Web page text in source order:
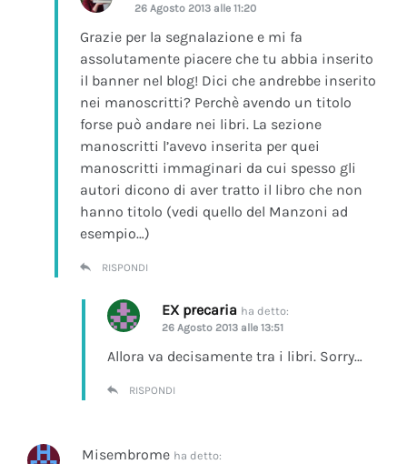
26 Agosto 2013 alle 11:20
Grazie per la segnalazione e mi fa
assolutamente piacere che tu abbia inserito
il banner nel blog! Dici che andrebbe inserito
nei manoscritti? Perchè avendo un titolo
forse può andare nei libri. La sezione
manoscritti l’avevo inserita per quei
manoscritti immaginari da cui spesso gli
autori dicono di aver tratto il libro che non
hanno titolo (vedi quello del Manzoni ad
esempio…)
RISPONDI
EX precaria ha detto:
26 Agosto 2013 alle 13:51
Allora va decisamente tra i libri. Sorry…
RISPONDI
Misembrome ha detto: